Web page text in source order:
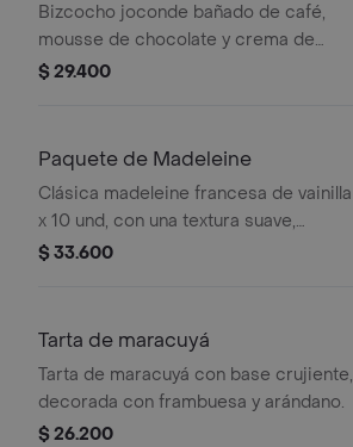
Bizcocho joconde bañado de café,
mousse de chocolate y crema de
café.
$ 29.400
Paquete de Madeleine
Clásica madeleine francesa de vainilla
x 10 und, con una textura suave,
húmeda y esponjosa, perfecta para
$ 33.600
Tarta de maracuyá
Tarta de maracuyá con base crujiente,
decorada con frambuesa y arándano.
$ 26.200